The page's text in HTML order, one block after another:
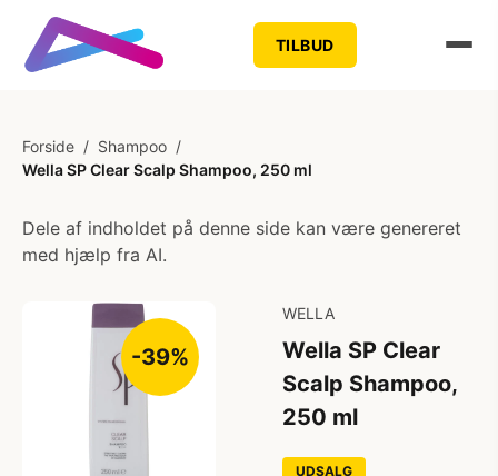
TILBUD
Forside / Shampoo /
Wella SP Clear Scalp Shampoo, 250 ml
Dele af indholdet på denne side kan være genereret
med hjælp fra AI.
-39%
WELLA
Wella SP Clear
Scalp Shampoo,
250 ml
UDSALG